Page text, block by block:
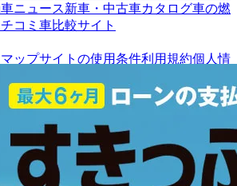
ニュース新車・中古車カタログ車の燃
コミ 車比較サイト
ップサイトの使用条件利用規約個人情
ィリエイトパートナー募集お客様の声会